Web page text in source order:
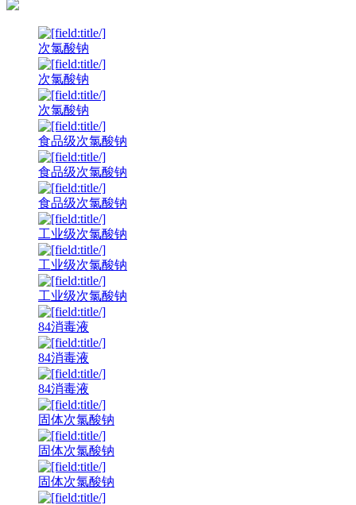
次氯酸钠
次氯酸钠
次氯酸钠
食品级次氯酸钠
食品级次氯酸钠
食品级次氯酸钠
工业级次氯酸钠
工业级次氯酸钠
工业级次氯酸钠
84消毒液
84消毒液
84消毒液
固体次氯酸钠
固体次氯酸钠
固体次氯酸钠